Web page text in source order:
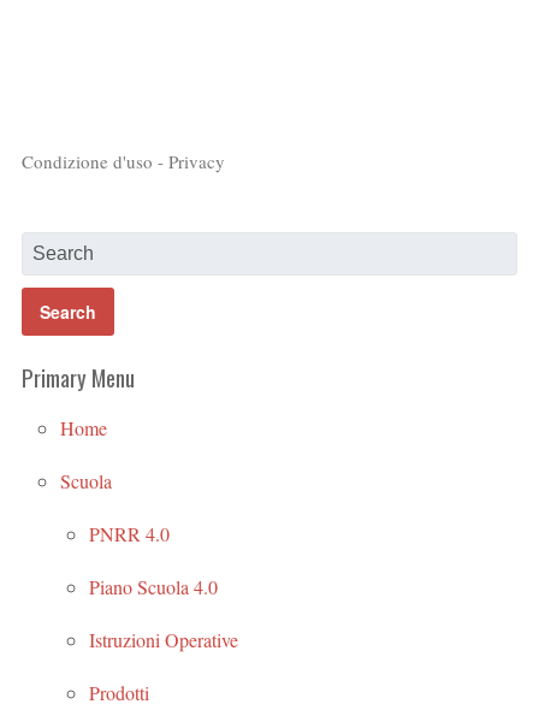
Condizione d'uso - Privacy
Primary Menu
Home
Scuola
PNRR 4.0
Piano Scuola 4.0
Istruzioni Operative
Prodotti